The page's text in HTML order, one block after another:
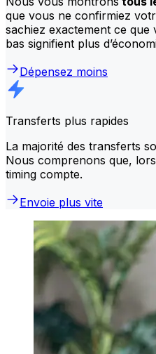
que vous ne confirmiez
sachiez exactement ce
bas signifient plus
Dépensez moins
Transferts plus rapides
La majorité des transferts
Nous comprenons que,
timing compte.
Envoie plus vite